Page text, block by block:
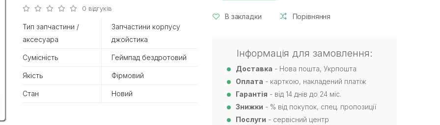
0 відгуків
Тип запчастини /
аксесуара
Запчастини корпусу
джойстика
Сумісність Геймпад бездротовий
Якість Фірмовий
Стан Новий
В закладки Порівняння
Інформація для замовлення:
Доставка - Нова пошта, Укрпошта
Оплата - карткою, накладений платіж
Гарантія - від 14 днів до 24 міс.
Знижки - % від покупок, спец. пропозиції
Послуги - сервісний центр